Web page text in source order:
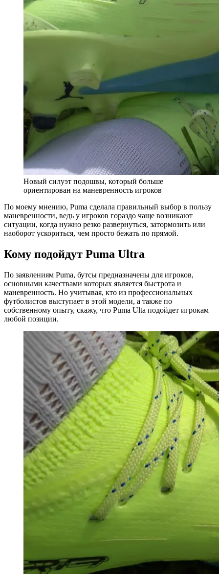
Новый силуэт подошвы, который больше
ориентирован на маневренность игроков
По моему мнению, Puma сделала правильный выбор в пользу
маневренности, ведь у игроков гораздо чаще возникают
ситуации, когда нужно резко развернуться, затормозить или
наоборот ускориться, чем просто бежать по прямой.
Кому подойдут Puma Ultra
По заявлениям Puma, бутсы предназначены для игроков,
основными качествами которых является быстрота и
маневренность. Но учитывая, кто из профессиональных
футболистов выступает в этой модели, а также по
собственному опыту, скажу, что Puma Ulta подойдет игрокам
любой позиции.